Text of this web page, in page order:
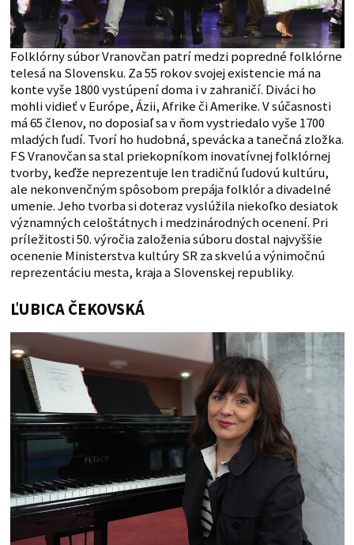
Folklórny súbor Vranovčan patrí medzi popredné folklórne
telesá na Slovensku. Za 55 rokov svojej existencie má na
konte vyše 1800 vystúpení doma i v zahraničí. Diváci ho
mohli vidieť v Európe, Ázii, Afrike či Amerike. V súčasnosti
má 65 členov, no doposiaľ sa v ňom vystriedalo vyše 1700
mladých ľudí. Tvorí ho hudobná, spevácka a tanečná zložka.
FS Vranovčan sa stal priekopníkom inovatívnej folklórnej
tvorby, keďže neprezentuje len tradičnú ľudovú kultúru,
ale nekonvenčným spôsobom prepája folklór a divadelné
umenie. Jeho tvorba si doteraz vyslúžila niekoľko desiatok
významných celoštátnych i medzinárodných ocenení. Pri
príležitosti 50. výročia založenia súboru dostal najvyššie
ocenenie Ministerstva kultúry SR za skvelú a výnimočnú
reprezentáciu mesta, kraja a Slovenskej republiky.
ĽUBICA ČEKOVSKÁ